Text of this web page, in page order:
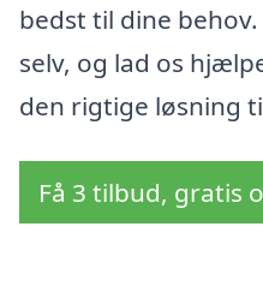
bedst til dine
selv, og lad os
den rigtige løsning
Få 3 tilbud, gratis